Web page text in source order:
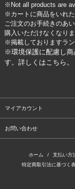
※Not all products are
※カートに商品をいれ
ご注文のお手続きのあ
購入いただけなくなり
※掲載しておりますラ
※環境保護に配慮し商
す。詳しくはこちら 。
マイアカウント
お問い合わせ
ホーム / 支払い方
特定商取引法に基づく